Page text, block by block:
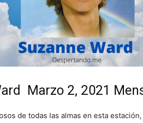
Marzo 2, 2021
de todas las almas en esta